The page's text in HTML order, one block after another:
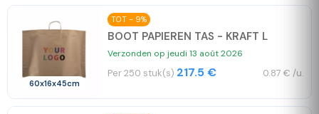
60x16x45cm
TOT - 9%
BOOT PAPIEREN TAS - KRAFT L
Verzonden op jeudi 13 août 2026
Per 250 stuk(s) 217.5 € 0.87 € /u.